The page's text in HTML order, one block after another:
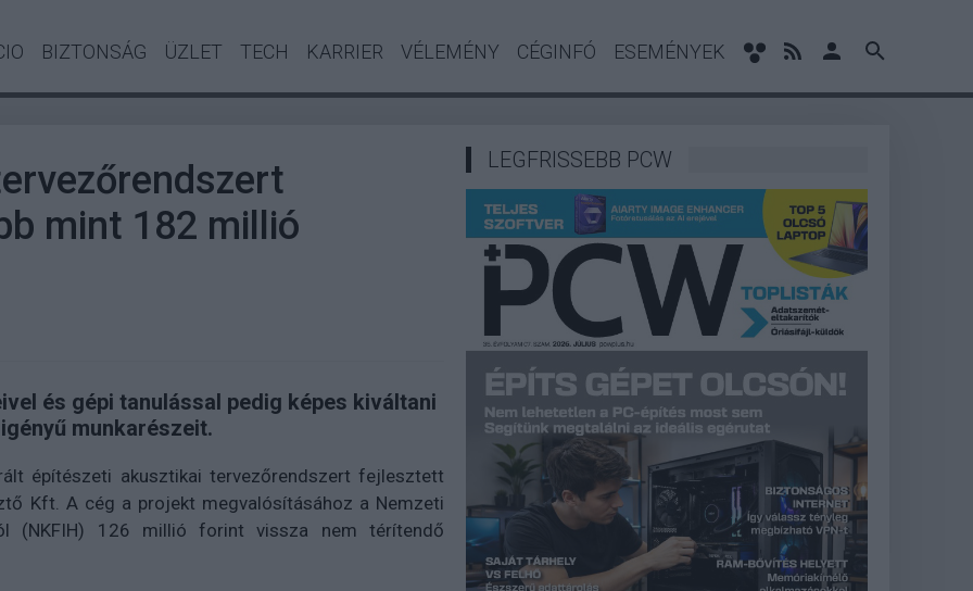
BIZTONSÁG ÜZLET TECH KARRIER VÉLEMÉNY CÉGINFÓ ESEMÉNYEK
mint 182 millió
és gépi tanulással pedig képes kiváltani
munkarészeit.
építészeti akusztikai tervezőrendszert fejlesztett
Kft. A cég a projekt megvalósításához a Nemzeti
(NKFIH) 126 millió forint vissza nem térítendő
LEGFRISSEBB PCW